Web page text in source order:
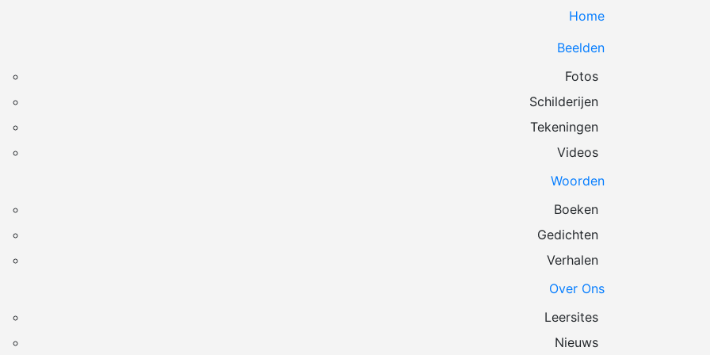
Home
Beelden
Fotos
Schilderijen
Tekeningen
Videos
Woorden
Boeken
Gedichten
Verhalen
Over Ons
Leersites
Nieuws